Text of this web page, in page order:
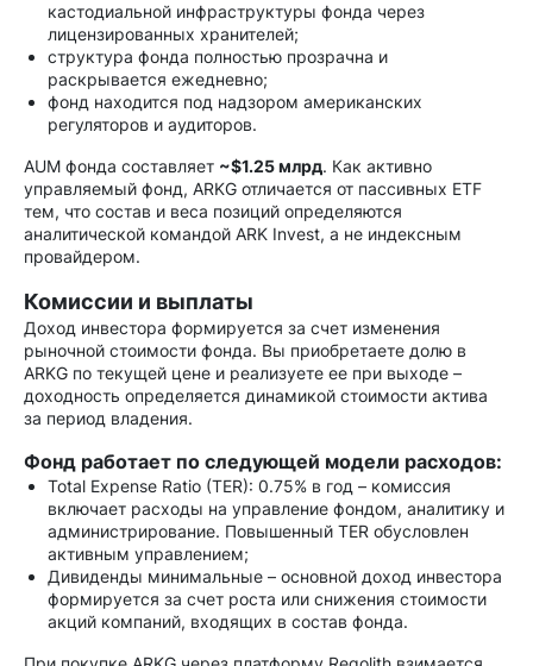
кастодиальной инфраструктуры фонда через
лицензированных хранителей;
структура фонда полностью прозрачна и
раскрывается ежедневно;
фонд находится под надзором американских
регуляторов и аудиторов.
AUM фонда составляет ~$1.25 млрд. Как активно
управляемый фонд, ARKG отличается от пассивных ETF
тем, что состав и веса позиций определяются
аналитической командой ARK Invest, а не индексным
провайдером.
Комиссии и выплаты
Доход инвестора формируется за счет изменения
рыночной стоимости фонда. Вы приобретаете долю в
ARKG по текущей цене и реализуете ее при выходе –
доходность определяется динамикой стоимости актива
за период владения.
Фонд работает по следующей модели расходов:
Total Expense Ratio (TER): 0.75% в год – комиссия
включает расходы на управление фондом, аналитику и
администрирование. Повышенный TER обусловлен
активным управлением;
Дивиденды минимальные – основной доход инвестора
формируется за счет роста или снижения стоимости
акций компаний, входящих в состав фонда.